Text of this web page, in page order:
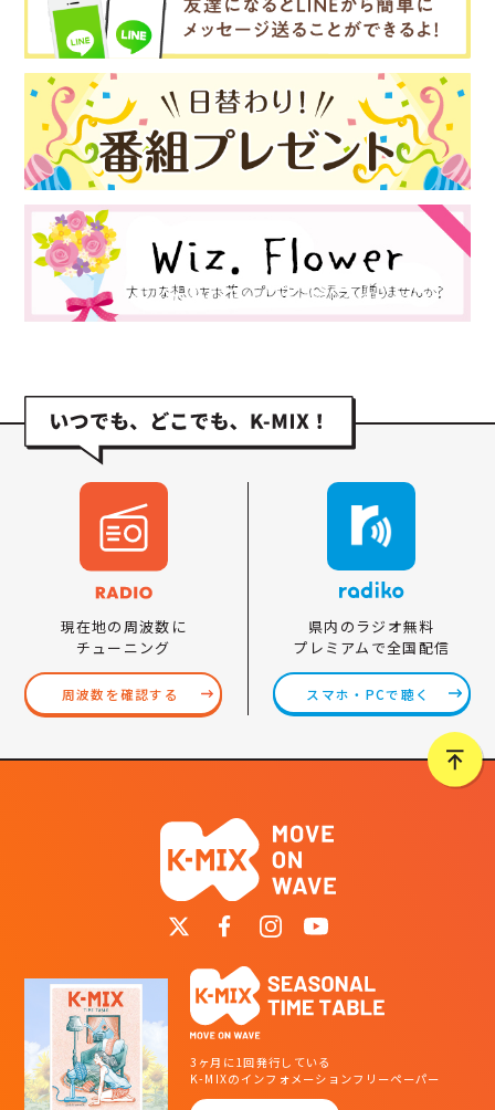
現在地の周波数に
チューニング
周波数を確認する
県内のラジオ無料
プレミアムで全国配信
スマホ・PCで聴く
3ヶ月に1回発行している
K-MIXのインフォメーションフリーペーパー